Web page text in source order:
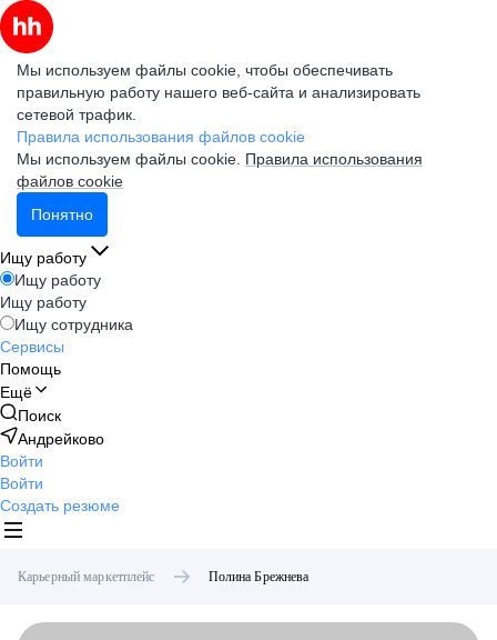
Мы используем файлы cookie, чтобы обеспечивать
правильную работу нашего веб-сайта и анализировать
сетевой трафик.
Правила использования файлов cookie
Мы используем файлы cookie. Правила использования
файлов cookie
Понятно
Ищу работу
Ищу работу
Ищу работу
Ищу сотрудника
Сервисы
Помощь
Ещё
Поиск
Андрейково
Войти
Войти
Создать резюме
Карьерный маркетплейс Полина Брежнева